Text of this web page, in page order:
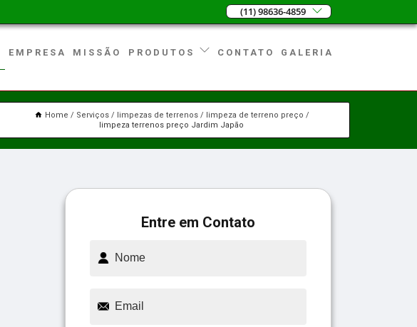
(11) 98636-4859
EMPRESA MISSÃO PRODUTOS CONTATO GALERIA
Home Serviços limpezas de terrenos
limpeza de terreno preço
limpeza terrenos preço Jardim Japão
Entre em Contato